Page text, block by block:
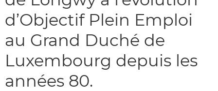
d’Objectif Plein Emploi
au Grand Duché de
Luxembourg depuis les
années 80.